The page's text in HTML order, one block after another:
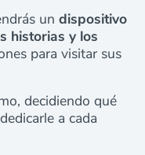
un dispositivo
historias y los
para visitar sus
decidiendo qué
a cada